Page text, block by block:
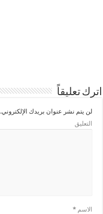
اترك تعليقاً
لن يتم نشر عنوان بريدك الإلكتروني.
التعليق
الاسم*